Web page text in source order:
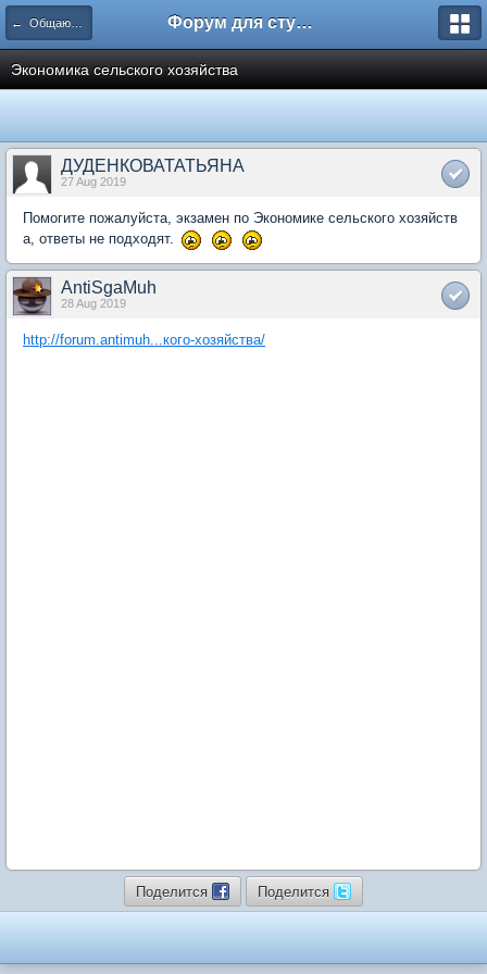
← Общаются экономисты Форум для студента СГА
Экономика сельского хозяйства
ДУДЕНКОВАТАТЬЯНА
27 Aug 2019
Помогите пожалуйста, экзамен по Экономике сельского хозяйств
а, ответы не подходят.
AntiSgaMuh
28 Aug 2019
http://forum.antimuh...кого-хозяйства/
Поделится Поделится